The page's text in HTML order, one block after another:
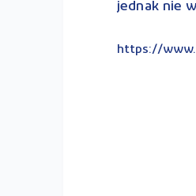
jednak nie
https://